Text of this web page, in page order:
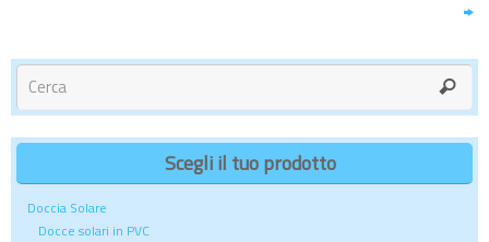
Scegli il tuo prodotto
Doccia Solare
Docce solari in PVC